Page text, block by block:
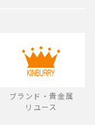
ブランド・貴金属
リユース